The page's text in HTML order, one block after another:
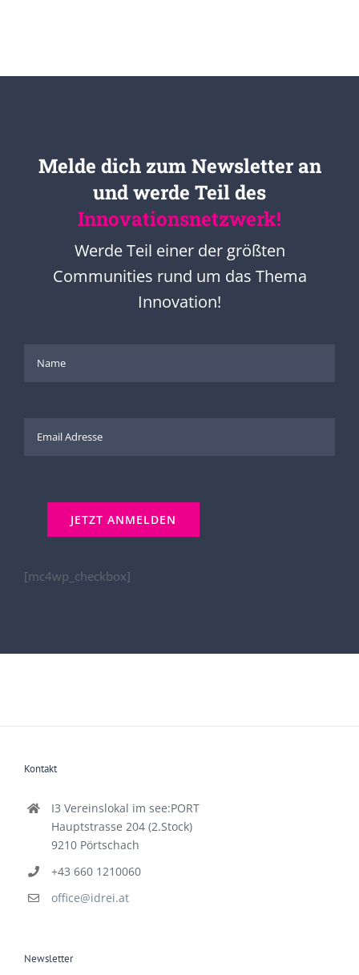
Melde dich zum Newsletter an
und werde Teil des
Innovationsnetzwerk!
Werde Teil einer der größten
Communities rund um das Thema
Innovation!
[mc4wp_checkbox]
Kontakt
I3 Vereinslokal im see:PORT
Hauptstrasse 204 (2.Stock)
9210 Pörtschach
+43 660 1210060
office@idrei.at
Newsletter